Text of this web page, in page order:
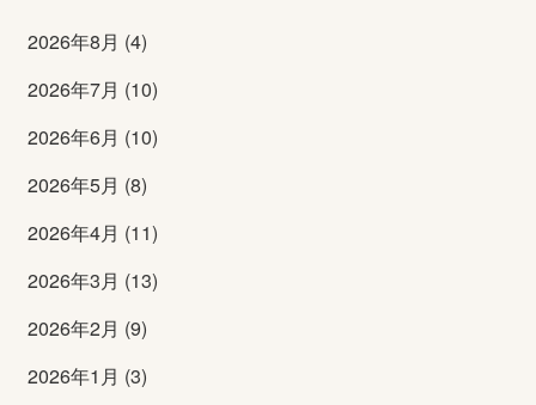
2026年8月 (4)
2026年7月 (10)
2026年6月 (10)
2026年5月 (8)
2026年4月 (11)
2026年3月 (13)
2026年2月 (9)
2026年1月 (3)